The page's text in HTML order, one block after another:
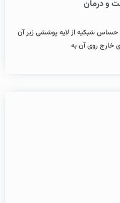
و درمان
شبکیه از لایه پوششی زیر آن
خارج روی آن به